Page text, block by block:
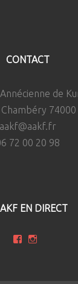
CONTACT
de
74000
aakf@aakf.fr
72 00 20 98
EN DIRECT
Voir